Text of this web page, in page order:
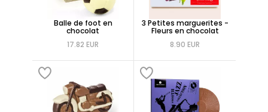
Balle de foot en
chocolat
17.82 EUR
3 Petites marguerites -
Fleurs en chocolat
8.90 EUR